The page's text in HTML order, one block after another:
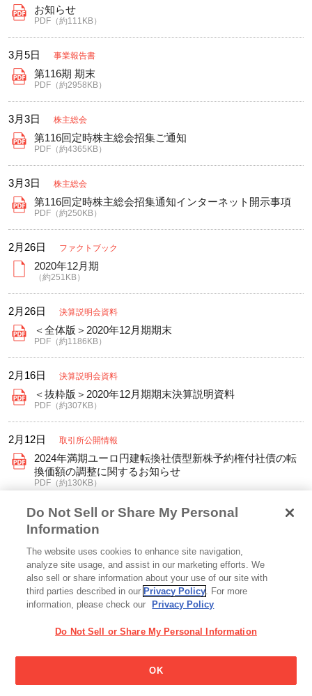
お知らせ
PDF（約111KB）
3月5日 事業報告書
第116期 期末
PDF（約2958KB）
3月3日 株主総会
第116回定時株主総会招集ご通知
PDF（約4365KB）
3月3日 株主総会
第116回定時株主総会招集通知インターネット開示事項
PDF（約250KB）
2月26日 ファクトブック
2020年12月期
（約251KB）
2月26日 決算説明会資料
＜全体版＞2020年12月期期末
PDF（約1186KB）
2月16日 決算説明会資料
＜抜粋版＞2020年12月期期末決算説明資料
PDF（約307KB）
2月12日 取引所公開情報
2024年満期ユーロ円建転換社債型新株予約権付社債の転
換価額の調整に関するお知らせ
PDF（約130KB）
2月12日 決算短信
通期
PDF（約3621KB）
2020年
決算短信
PDF（約720KB）
Do Not Sell or Share My Personal
Information
The website uses cookies to enhance site navigation,
analyze site usage, and assist in our marketing efforts. We
also sell or share information about your use of our site with
third parties described in our Privacy Policy. For more
information, please check our
Privacy Policy
Do Not Sell or Share My Personal Information
OK